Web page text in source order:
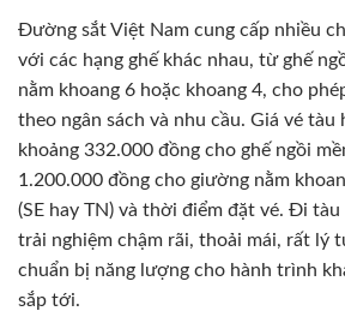
Đường sắt Việt Nam cung cấp nhiều
với các hạng ghế khác nhau, từ ghế
nằm khoang 6 hoặc khoang 4, cho
theo ngân sách và nhu cầu. Giá vé tàu
khoảng 332.000 đồng cho ghế ngồi
1.200.000 đồng cho giường nằm
(SE hay TN) và thời điểm đặt vé. Đi
trải nghiệm chậm rãi, thoải mái, rất lý
chuẩn bị năng lượng cho hành trình
sắp tới.